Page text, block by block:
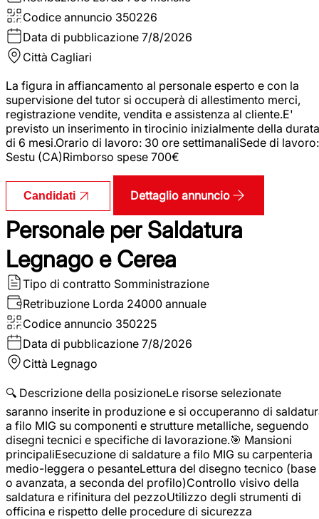
Codice annuncio 350226
Data di pubblicazione 7/8/2026
Città Cagliari
La figura in affiancamento al personale esperto e con la
supervisione del tutor si occuperà di allestimento merci,
registrazione vendite, vendita e assistenza al cliente.E'
previsto un inserimento in tirocinio inizialmente della durata
di 6 mesi.Orario di lavoro: 30 ore settimanaliSede di lavoro:
Sestu (CA)Rimborso spese 700€
Candidati Dettaglio annuncio
Personale per Saldatura
Legnago e Cerea
Tipo di contratto Somministrazione
Retribuzione Lorda 24000 annuale
Codice annuncio 350225
Data di pubblicazione 7/8/2026
Città Legnago
🔍 Descrizione della posizioneLe risorse selezionate
saranno inserite in produzione e si occuperanno di
a filo MIG su componenti e strutture metalliche, seguendo
disegni tecnici e specifiche di lavorazione.🎯 Mansioni
principaliEsecuzione di saldature a filo MIG su carpenteria
medio-leggera o pesanteLettura del disegno tecnico (base
o avanzata, a seconda del profilo)Controllo visivo della
saldatura e rifinitura del pezzoUtilizzo degli strumenti di
officina e rispetto delle procedure di sicurezza